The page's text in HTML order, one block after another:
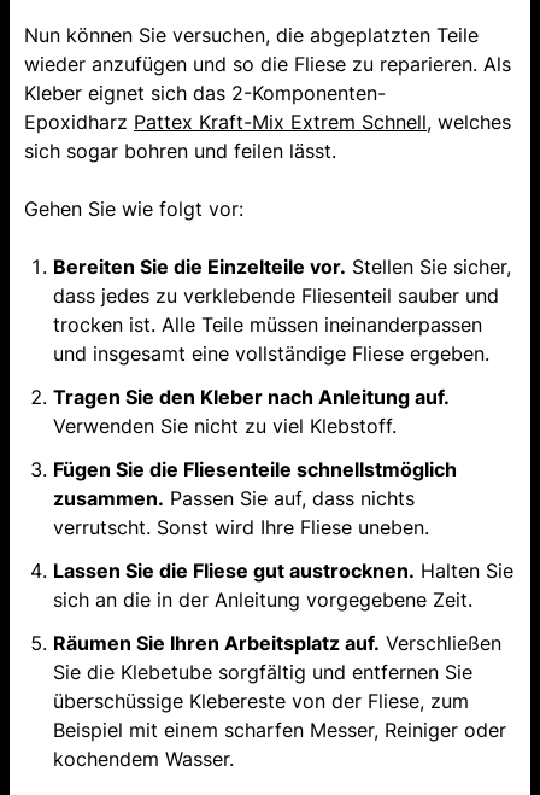
Nun können Sie versuchen, die abgeplatzten Teile
wieder anzufügen und so die Fliese zu reparieren. Als
Kleber eignet sich das 2-Komponenten-
Epoxidharz Pattex Kraft-Mix Extrem Schnell, welches
sich sogar bohren und feilen lässt.
Gehen Sie wie folgt vor:
Bereiten Sie die Einzelteile vor. Stellen Sie sicher,
dass jedes zu verklebende Fliesenteil sauber und
trocken ist. Alle Teile müssen ineinanderpassen
und insgesamt eine vollständige Fliese ergeben.
Tragen Sie den Kleber nach Anleitung auf.
Verwenden Sie nicht zu viel Klebstoff.
Fügen Sie die Fliesenteile schnellstmöglich
zusammen. Passen Sie auf, dass nichts
verrutscht. Sonst wird Ihre Fliese uneben.
Lassen Sie die Fliese gut austrocknen. Halten Sie
sich an die in der Anleitung vorgegebene Zeit.
Räumen Sie Ihren Arbeitsplatz auf. Verschließen
Sie die Klebetube sorgfältig und entfernen Sie
überschüssige Klebereste von der Fliese, zum
Beispiel mit einem scharfen Messer, Reiniger oder
kochendem Wasser.